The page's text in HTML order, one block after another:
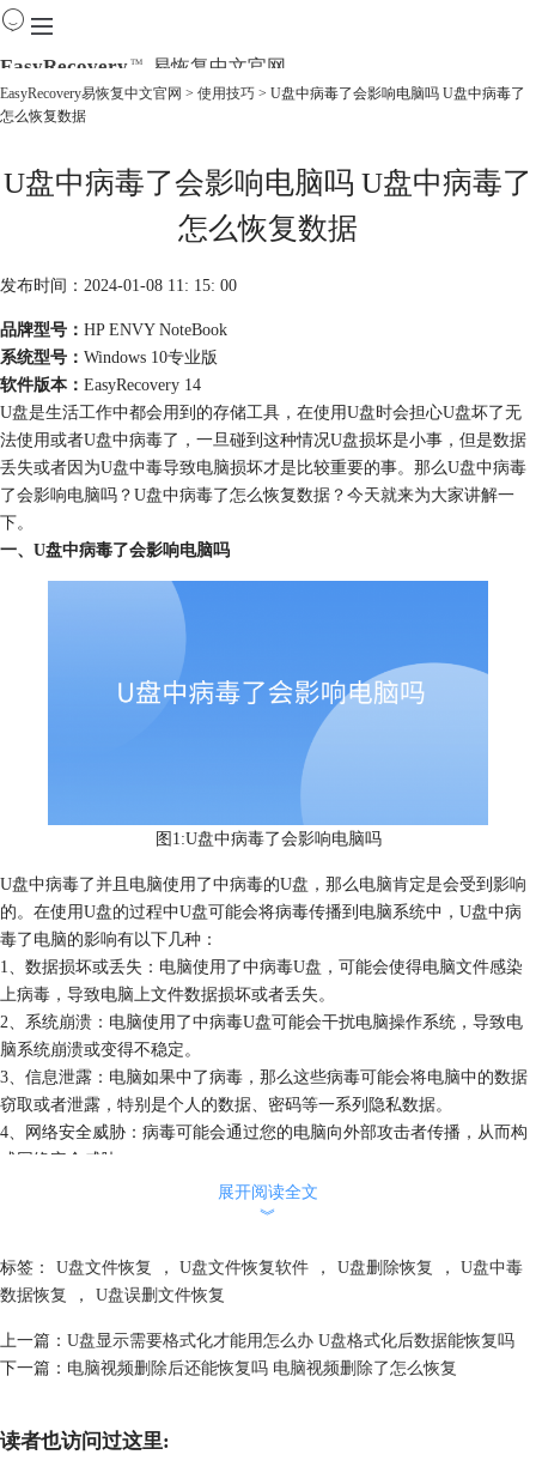
EasyRecovery TM 易恢复中文官网
下载
EasyRecovery易恢复中文官网 > 使用技巧 > U盘中病毒了会影响电脑吗 U盘中病毒了
怎么恢复数据
U盘中病毒了会影响电脑吗 U盘中病毒了
怎么恢复数据
发布时间：2024-01-08 11: 15: 00
品牌型号： HP ENVY NoteBook
系统型号： Windows 10专业版
软件版本： EasyRecovery 14
U盘是生活工作中都会用到的存储工具，在使用U盘时会担心U盘坏了无
法使用或者U盘中病毒了，一旦碰到这种情况U盘损坏是小事，但是数据
丢失或者因为U盘中毒导致电脑损坏才是比较重要的事。那么U盘中病毒
了会影响电脑吗？U盘中病毒了怎么恢复数据？今天就来为大家讲解一
下。
一、U盘中病毒了会影响电脑吗
图1:U盘中病毒了会影响电脑吗
U盘中病毒了并且电脑使用了中病毒的U盘，那么电脑肯定是会受到影响
的。在使用U盘的过程中U盘可能会将病毒传播到电脑系统中，U盘中病
毒了电脑的影响有以下几种：
1、数据损坏或丢失：电脑使用了中病毒U盘，可能会使得电脑文件感染
上病毒，导致电脑上文件数据损坏或者丢失。
2、系统崩溃：电脑使用了中病毒U盘可能会干扰电脑操作系统，导致电
脑系统崩溃或变得不稳定。
3、信息泄露：电脑如果中了病毒，那么这些病毒可能会将电脑中的数据
窃取或者泄露，特别是个人的数据、密码等一系列隐私数据。
4、网络安全威胁：病毒可能会通过您的电脑向外部攻击者传播，从而构
成网络安全威胁。
U盘中病毒了一定要停止继续使用，电脑上一定要装有杀毒软件以及防恶
意软件，这样可以很好的保证电脑不受病毒伤害。此外一定要注意，未知
二、U盘中病毒了怎么恢复数据
展开阅读全文
︾
标签： U盘文件恢复 ， U盘文件恢复软件 ， U盘删除恢复 ，
U盘中毒
数据恢复
， U盘误删文件恢复
上一篇： U盘显示需要格式化才能用怎么办 U盘格式化后数据能恢复吗
下一篇： 电脑视频删除后还能恢复吗 电脑视频删除了怎么恢复
读者也访问过这里: